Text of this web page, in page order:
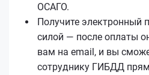
ОСАГО.
Получите электронный
силой — после оплаты
вам на email, и вы
сотруднику ГИБДД